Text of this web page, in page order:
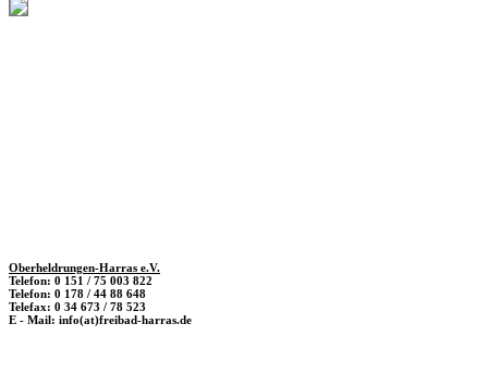
Oberheldrungen-Harras e.V.
Telefon: 0 151 / 75 003 822
Telefon: 0 178 / 44 88 648
Telefax: 0 34 673 / 78 523
E - Mail: info(at)freibad-harras.de